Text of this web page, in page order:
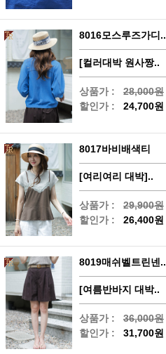
8016모스루즈가디..
[컬러대박 원사짱..
상품가 : 28,000원
할인가 : 24,700원
8017바비배색티
[여리여리 대박]..
상품가 : 29,900원
할인가 : 26,400원
8019매쉬벨트린넨..
[여름반바지 대박..
상품가 : 36,000원
할인가 : 31,700원